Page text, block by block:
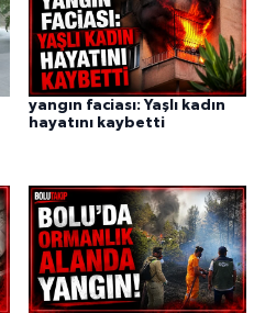
yangın faciası: Yaşlı kadın
hayatını kaybetti